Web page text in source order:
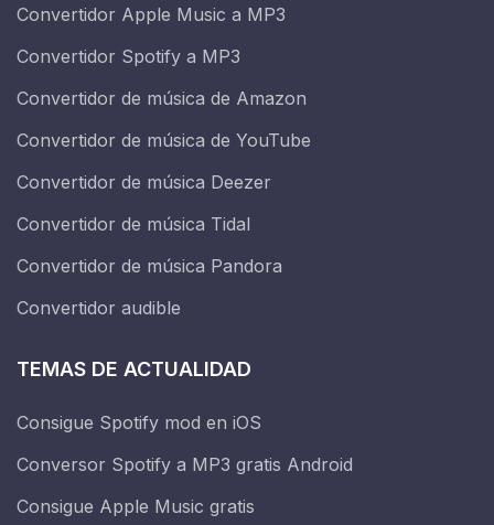
Convertidor Apple Music a MP3
Convertidor Spotify a MP3
Convertidor de música de Amazon
Convertidor de música de YouTube
Convertidor de música Deezer
Convertidor de música Tidal
Convertidor de música Pandora
Convertidor audible
TEMAS DE ACTUALIDAD
Consigue Spotify mod en iOS
Conversor Spotify a MP3 gratis Android
Consigue Apple Music gratis